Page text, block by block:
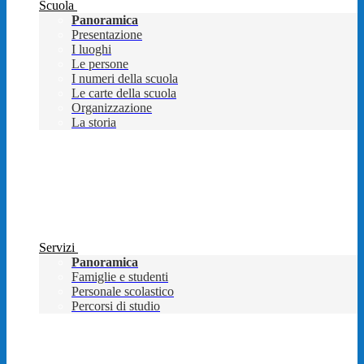
Scuola
Panoramica
Presentazione
I luoghi
Le persone
I numeri della scuola
Le carte della scuola
Organizzazione
La storia
Servizi
Panoramica
Famiglie e studenti
Personale scolastico
Percorsi di studio